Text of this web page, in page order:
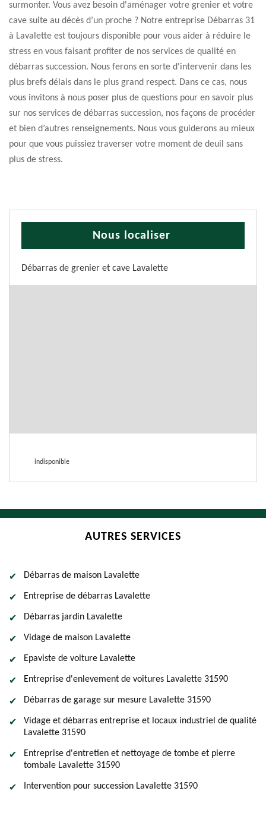
surmonter. Vous avez besoin d'aménager votre grenier et votre
cave suite au décès d’un proche ? Notre entreprise Débarras 31
à Lavalette est toujours disponible pour vous aider à réduire le
stress en vous faisant profiter de nos services de qualité en
débarras succession. Nous ferons en sorte d'intervenir dans les
plus brefs délais dans le plus grand respect. Dans ce cas, nous
vous invitons à nous poser plus de questions pour en savoir plus
sur nos services de débarras succession, nos façons de procéder
et bien d’autres renseignements. Nous vous guiderons au mieux
pour que vous puissiez traverser votre moment de deuil sans
plus de stress.
Nous localiser
Débarras de grenier et cave Lavalette
indisponible
AUTRES SERVICES
Débarras de maison Lavalette
Entreprise de débarras Lavalette
Débarras jardin Lavalette
Vidage de maison Lavalette
Epaviste de voiture Lavalette
Entreprise d'enlevement de voitures Lavalette 31590
Débarras de garage sur mesure Lavalette 31590
Vidage et débarras entreprise et locaux industriel de qualité
Lavalette 31590
Entreprise d'entretien et nettoyage de tombe et pierre
tombale Lavalette 31590
Intervention pour succession Lavalette 31590